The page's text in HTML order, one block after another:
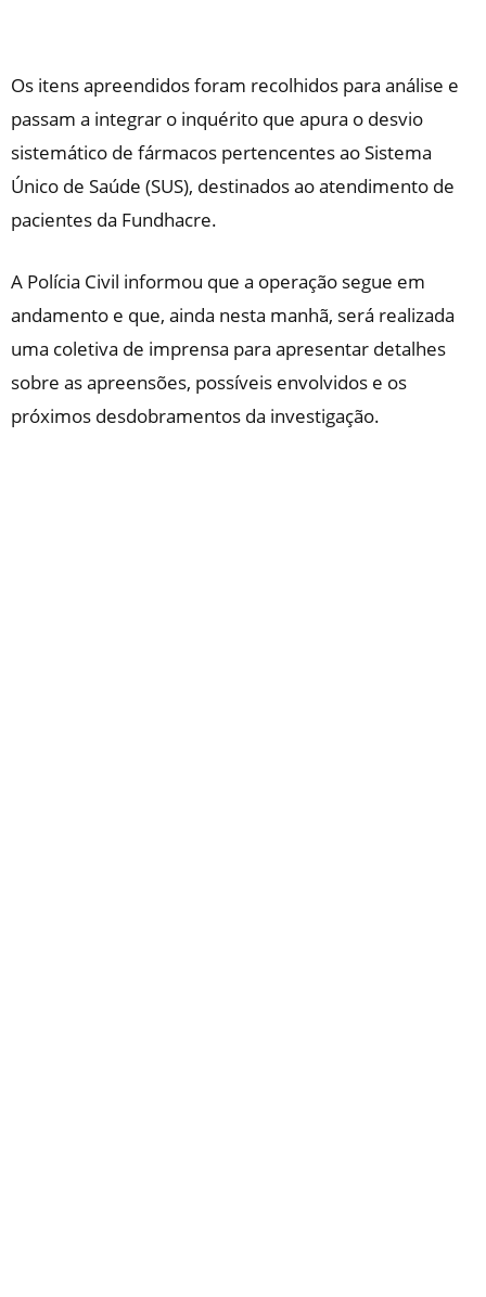
Os itens apreendidos foram recolhidos para análise e
passam a integrar o inquérito que apura o desvio
sistemático de fármacos pertencentes ao Sistema
Único de Saúde (SUS), destinados ao atendimento de
pacientes da Fundhacre.
A Polícia Civil informou que a operação segue em
andamento e que, ainda nesta manhã, será realizada
uma coletiva de imprensa para apresentar detalhes
sobre as apreensões, possíveis envolvidos e os
próximos desdobramentos da investigação.